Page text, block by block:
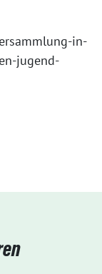
in-
jugend-